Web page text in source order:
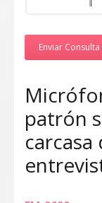
Enviar Consulta
patrón